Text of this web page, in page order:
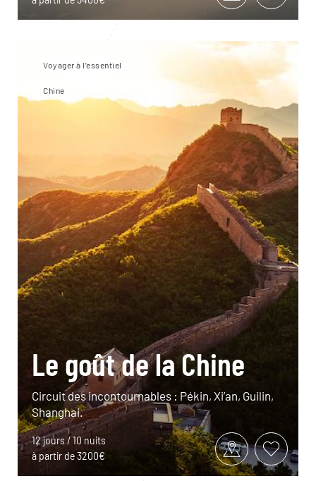
Voyager à l’essentiel
Chine
Le goût de la Chine
Circuit des incontournables : Pékin, Xi’an, Guilin,
Shanghai.
12 jours / 10 nuits
à partir de 3200€